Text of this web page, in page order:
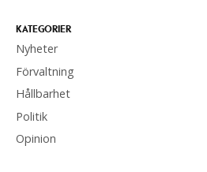
KATEGORIER
Nyheter
Förvaltning
Hållbarhet
Politik
Opinion